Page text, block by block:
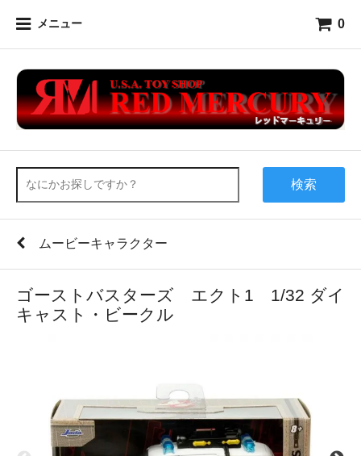
メニュー 0
検索
ムービーキャラクター
ゴーストバスターズ エクト1 1/32 ダイ
キャスト・ビークル